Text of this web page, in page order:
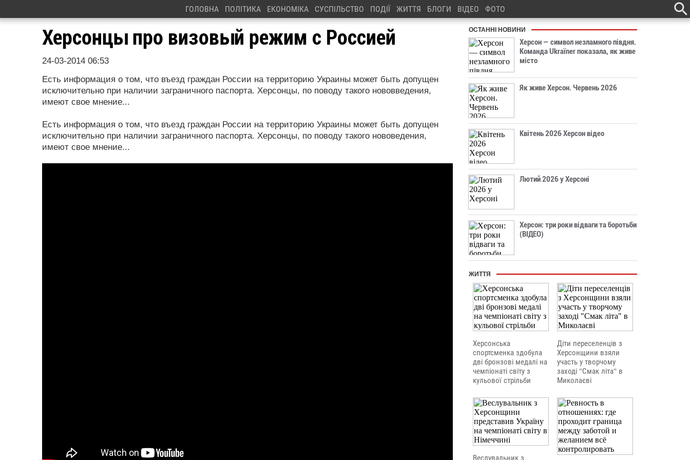
ГОЛОВНА ПОЛІТИКА ЕКОНОМІКА СУСПІЛЬСТВО ПОДІЇ ЖИТТЯ БЛОГИ ВІДЕО ФОТО
Херсонцы про визовый режим с Россией
24-03-2014 06:53
Есть информация о том, что въезд граждан России на территорию Украины может быть допущен
исключительно при наличии заграничного паспорта. Херсонцы, по поводу такого нововведения,
имеют свое мнение...
Есть информация о том, что въезд граждан России на территорию Украины может быть допущен
исключительно при наличии заграничного паспорта. Херсонцы, по поводу такого нововедения,
имеют свое мнение...
ОСТАННІ НОВИНИ
Херсон — символ незламного півдня.
Команда Ukraїner показала, як живе
місто
Як живе Херсон. Червень 2026
Квітень 2026 Херсон відео
Лютий 2026 у Херсоні
Херсон: три роки відваги та боротьби
(ВІДЕО)
ЖИТТЯ
Херсонська
спортсменка здобула
дві бронзові медалі на
чемпіонаті світу з
кульової стрільби
Діти переселенців з
Херсонщини взяли
участь у творчому
заході "Смак літа" в
Миколаєві
Веслувальник з